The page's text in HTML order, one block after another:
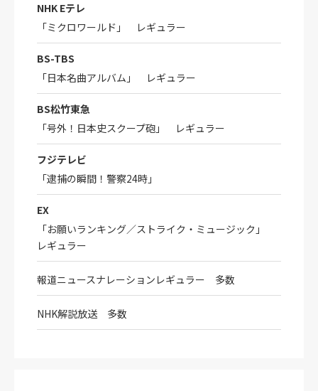
NHK Eテレ
「ミクロワールド」 レギュラー
BS-TBS
「日本名曲アルバム」 レギュラー
BS松竹東急
「号外！日本史スクープ砲」 レギュラー
フジテレビ
「逮捕の瞬間！警察24時」
EX
「お願いランキング／ストライク・ミュージック」
レギュラー
報道ニュースナレーションレギュラー 多数
NHK解説放送 多数